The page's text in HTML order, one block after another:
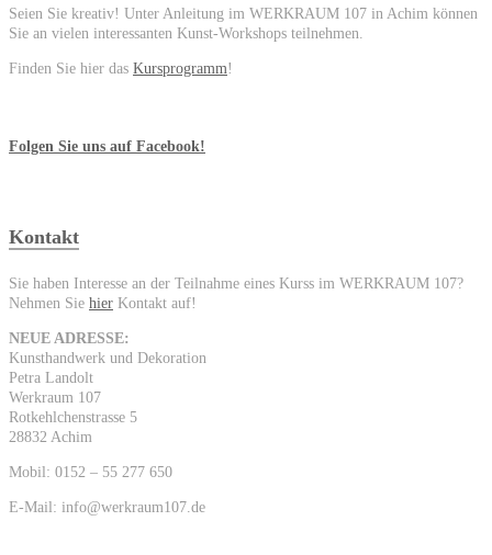
Seien Sie kreativ! Unter Anleitung im WERKRAUM 107 in Achim können
Sie an vielen interessanten Kunst-Workshops teilnehmen.
Finden Sie hier das Kursprogramm!
Folgen Sie uns auf Facebook!
Kontakt
Sie haben Interesse an der Teilnahme eines Kurss im WERKRAUM 107?
Nehmen Sie hier Kontakt auf!
NEUE ADRESSE:
Kunsthandwerk und Dekoration
Petra Landolt
Werkraum 107
Rotkehlchenstrasse 5
28832 Achim
Mobil: 0152 – 55 277 650
E-Mail: info@werkraum107.de